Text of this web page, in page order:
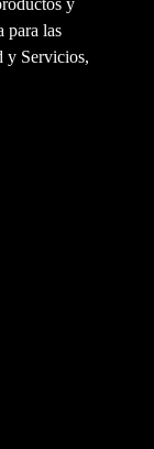
para las
y Servicios,